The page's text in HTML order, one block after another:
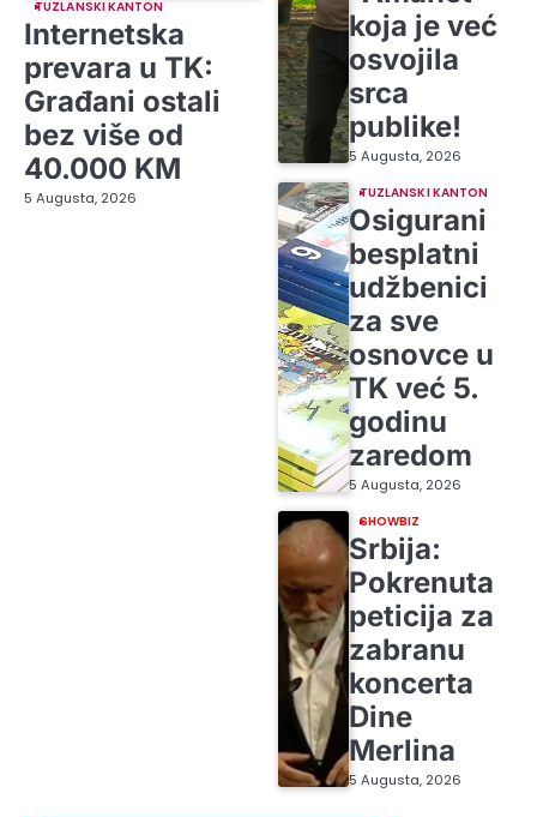
TUZLANSKI KANTON
Internetska
prevara u TK:
Građani ostali
bez više od
40.000 KM
5 Augusta, 2026
koja je već
osvojila
srca
publike!
5 Augusta, 2026
TUZLANSKI KANTON
Osigurani
besplatni
udžbenici
za sve
osnovce u
TK već 5.
godinu
zaredom
5 Augusta, 2026
SHOWBIZ
Srbija:
Pokrenuta
peticija za
zabranu
koncerta
Dine
Merlina
5 Augusta, 2026